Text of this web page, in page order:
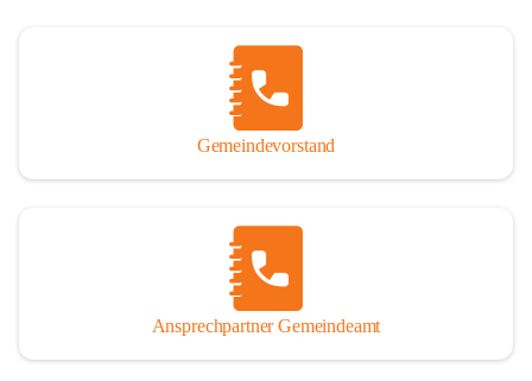
Gemeindevorstand
Ansprechpartner Gemeindeamt